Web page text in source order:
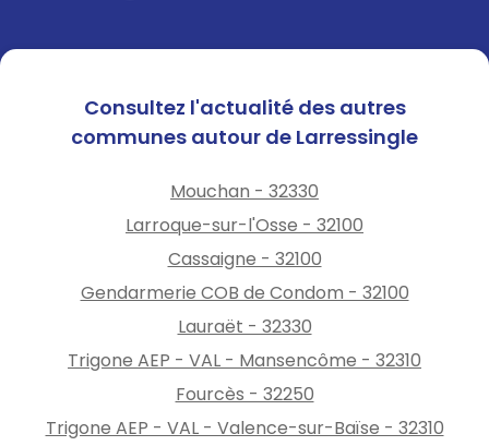
Consultez l'actualité des autres
communes autour de Larressingle
Mouchan - 32330
Larroque-sur-l'Osse - 32100
Cassaigne - 32100
Gendarmerie COB de Condom - 32100
Lauraët - 32330
Trigone AEP - VAL - Mansencôme - 32310
Fourcès - 32250
Trigone AEP - VAL - Valence-sur-Baïse - 32310